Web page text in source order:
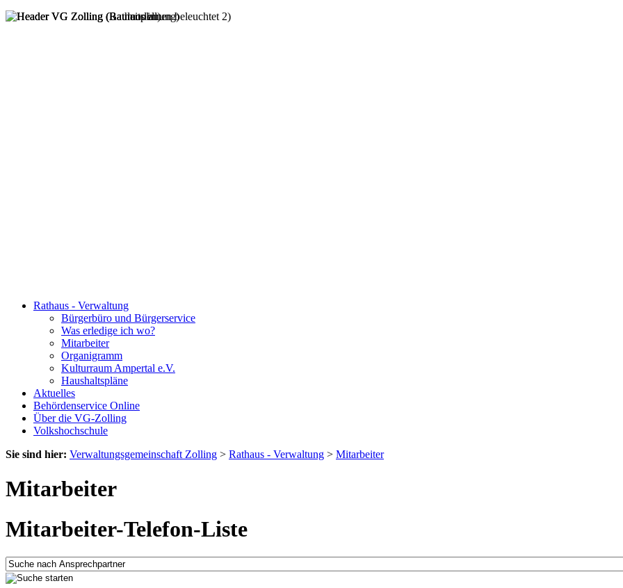
Rathaus - Verwaltung
Bürgerbüro und Bürgerservice
Was erledige ich wo?
Mitarbeiter
Organigramm
Kulturraum Ampertal e.V.
Haushaltspläne
Aktuelles
Behördenservice Online
Über die VG-Zolling
Volkshochschule
Sie sind hier: Verwaltungsgemeinschaft Zolling > Rathaus - Verwaltung > Mitarbeiter
Mitarbeiter
Mitarbeiter-Telefon-Liste